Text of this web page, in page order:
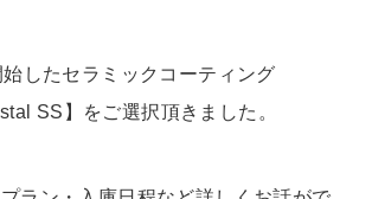
したセラミックコーティング
SS】をご選択頂きました。